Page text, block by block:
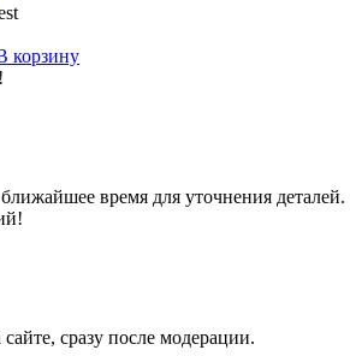
корзину
время для уточнения деталей.
сразу после модерации.